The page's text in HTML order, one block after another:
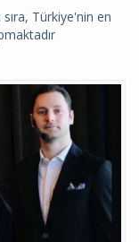
sıra, Türkiye'nin en